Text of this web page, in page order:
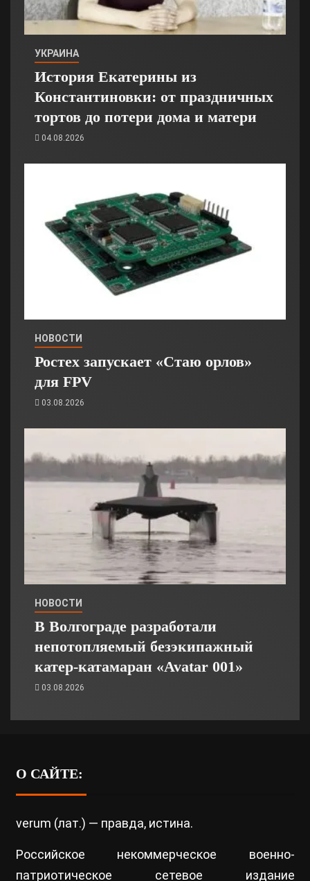
УКРАИНА
История Екатерины из
Константиновки: от праздничных
тортов до потери дома и матери
04.08.2026
НОВОСТИ
Ростех запускает «Стаю орлов»
для FPV
03.08.2026
НОВОСТИ
В Волгограде разработали
непотопляемый безэкипажный
катер-катамаран «Avatar 001»
03.08.2026
О САЙТЕ:
verum (лат.) — правда, истина.
Российское некоммерческое военно-
патриотическое сетевое издание